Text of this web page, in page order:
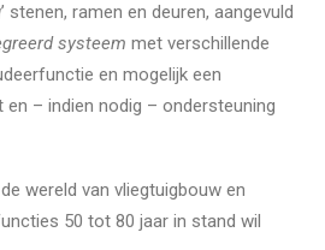
’ stenen, ramen en deuren, aangevuld
systeem met verschillende
en mogelijk een
– indien nodig – ondersteuning
wereld van vliegtuigbouw en
50 tot 80 jaar in stand wil